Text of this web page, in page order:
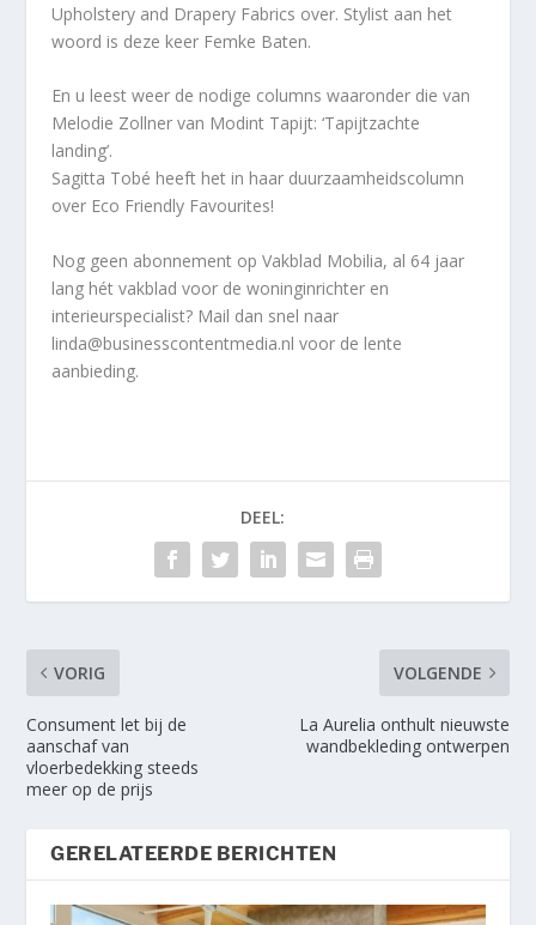
Upholstery and Drapery Fabrics over. Stylist aan het
woord is deze keer Femke Baten.
En u leest weer de nodige columns waaronder die van
Melodie Zollner van Modint Tapijt: ‘Tapijtzachte
landing’.
Sagitta Tobé heeft het in haar duurzaamheidscolumn
over Eco Friendly Favourites!
Nog geen abonnement op Vakblad Mobilia, al 64 jaar
lang hét vakblad voor de woninginrichter en
interieurspecialist? Mail dan snel naar
linda@businesscontentmedia.nl voor de lente
aanbieding.
DEEL:
VORIG
Consument let bij de
aanschaf van
vloerbedekking steeds
meer op de prijs
VOLGENDE
La Aurelia onthult nieuwste
wandbekleding ontwerpen
GERELATEERDE BERICHTEN